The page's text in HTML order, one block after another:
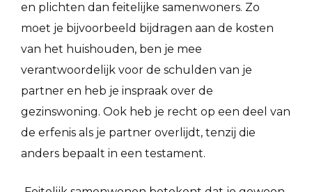
en plichten dan feitelijke samenwoners. Zo
moet je bijvoorbeeld bijdragen aan de kosten
van het huishouden, ben je mee
verantwoordelijk voor de schulden van je
partner en heb je inspraak over de
gezinswoning. Ook heb je recht op een deel van
de erfenis als je partner overlijdt, tenzij die
anders bepaalt in een testament.